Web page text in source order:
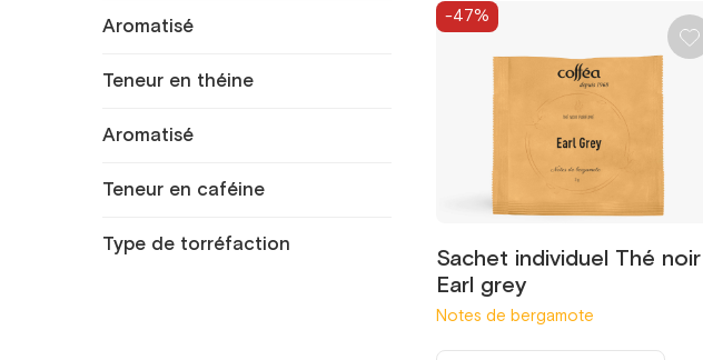
Aromatisé
Teneur en théine
Aromatisé
Teneur en caféine
Type de torréfaction
Sachet individuel Thé noir
Earl grey
Notes de bergamote
-47%